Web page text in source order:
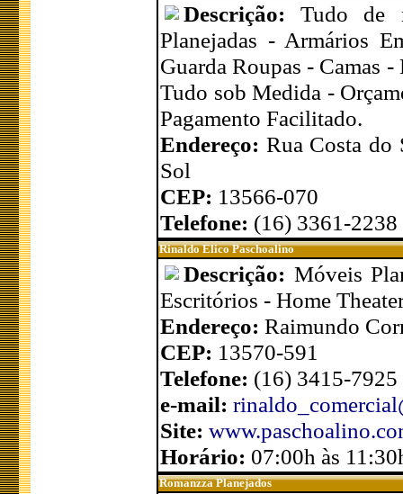
Descrição:Tudo de
Planejadas - Armários
Guarda Roupas - Camas
Tudo sob Medida -
Pagamento Facilitado.
Endereço: Rua Costa do
Sol
CEP: 13566-070
Telefone: (16) 3361-
Rinaldo Elico Paschoalino
Descrição: Móveis
Escritórios - Home
Endereço: Raimundo
CEP: 13570-591
Telefone: (16) 3415-
e-mail:
Site:
Horário: 07:00h às
Romanzza Planejados